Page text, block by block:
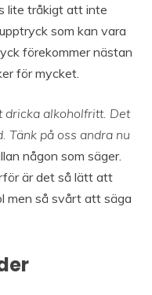
lite tråkigt att inte
som kan vara
förekommer nästan
för mycket.
dricka alkoholfritt. Det
Tänk på oss andra nu
någon som säger.
är det så lätt att
men så svårt att säga